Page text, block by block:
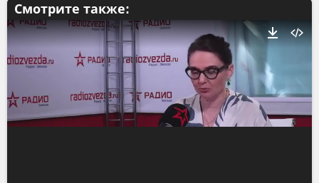
Смотрите также: